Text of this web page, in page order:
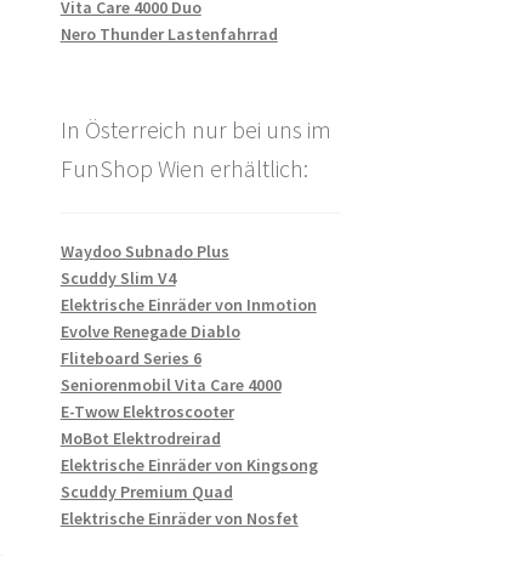
Vita Care 4000 Duo
Nero Thunder Lastenfahrrad
In Österreich nur bei uns im
FunShop Wien erhältlich:
Waydoo Subnado Plus
Scuddy Slim V4
Elektrische Einräder von Inmotion
Evolve Renegade Diablo
Fliteboard Series 6
Seniorenmobil Vita Care 4000
E-Twow Elektroscooter
MoBot Elektrodreirad
Elektrische Einräder von Kingsong
Scuddy Premium Quad
Elektrische Einräder von Nosfet